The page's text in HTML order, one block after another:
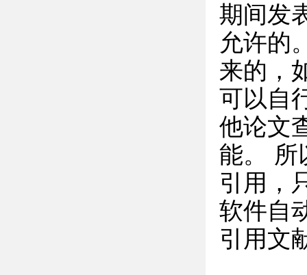
期间发
允许的
来的，
可以自
他论文
能。 所
引用，
软件自
引用文